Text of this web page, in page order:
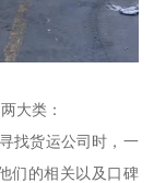
大类：
找货运公司时，一
们的相关以及口碑